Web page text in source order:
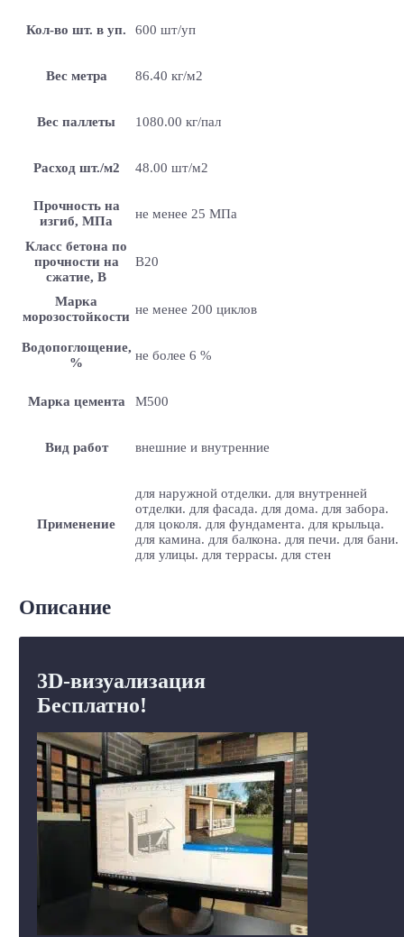
Кол-во шт. в уп. 600 шт/уп
Вес метра 86.40 кг/м2
Вес паллеты 1080.00 кг/пал
Расход шт./м2 48.00 шт/м2
Прочность на
изгиб, МПа
не менее 25 МПа
Класс бетона по
прочности на
сжатие, В
B20
Марка
морозостойкости не менее 200 циклов
Водопоглощение,
%
не более 6 %
Марка цемента M500
Вид работ внешние и внутренние
Применение
для наружной отделки. для внутренней
отделки. для фасада. для дома. для забора.
для цоколя. для фундамента. для крыльца.
для камина. для балкона. для печи. для бани.
для улицы. для террасы. для стен
Описание
3D-визуализация
Бесплатно!